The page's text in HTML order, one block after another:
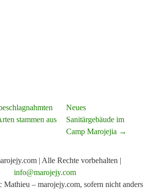
stammen aus
Neues
Sanitärgebäude im
Camp Marojejia →
| Alle Rechte vorbehalten |
info@marojejy.com
– marojejy.com, sofern nicht anders